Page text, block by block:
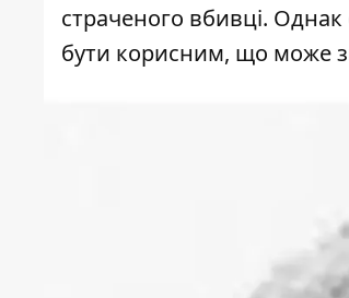
страченого вбивці.
бути корисним, що може